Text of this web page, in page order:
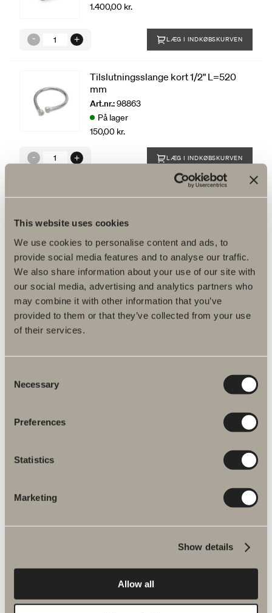
This website uses cookies
We use cookies to personalise content and ads, to
provide social media features and to analyse our traffic.
We also share information about your use of our site with
our social media, advertising and analytics partners who
may combine it with other information that you’ve
provided to them or that they’ve collected from your use
of their services.
Selection
Necessary
Preferences
Statistics
Marketing
Show details
Allow all
1.400,00 kr.
LÆG I INDKØBSKURVEN
Tilslutningsslange kort 1/2" L=520
mm
Art.nr.:98863
På lager
150,00 kr.
LÆG I INDKØBSKURVEN
Produktfakta
Produktbeskrivelse
Flere produkter inden for Reservedele